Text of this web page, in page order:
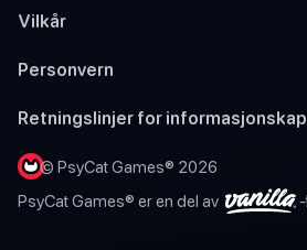
Vilkår
Personvern
Retningslinjer for
© PsyCat Games® 2026
PsyCat Games® er en del av